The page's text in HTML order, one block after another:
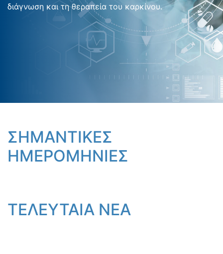
διάγνωση και τη θεραπεία του καρκίνου.
ΣΗΜΑΝΤΙΚΕΣ
ΗΜΕΡΟΜΗΝΙΕΣ
ΤΕΛΕΥΤΑΙΑ ΝΕΑ